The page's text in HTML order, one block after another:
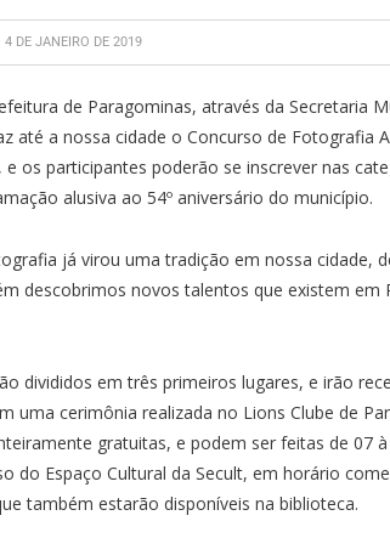
4 DE JANEIRO DE 2019
de Paragominas, através da Secretaria
até a nossa cidade o Concurso de Fotografia
e os participantes poderão se inscrever nas
alusiva ao 54º aniversário do município.
já virou uma tradição em nossa cidade,
descobrimos novos talentos que existem em
divididos em três primeiros lugares, e irão
uma cerimônia realizada no Lions Clube de
gratuitas, e podem ser feitas de 07
do Espaço Cultural da Secult, em horário
também estarão disponíveis na biblioteca.